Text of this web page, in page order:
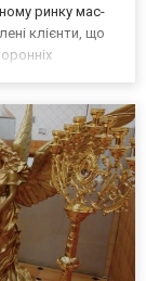
ринку мас-
клієнти, що